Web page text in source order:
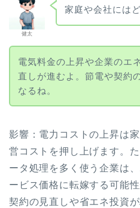
健太
家庭や会社には
電気料金の上昇や企業のエ
直しが進むよ。節電や契約
なるね。
影響：電力コストの上昇は
営コストを押し上げます。
ータ処理を多く使う企業は
ービス価格に転嫁する可能
契約の見直しや省エネ投資